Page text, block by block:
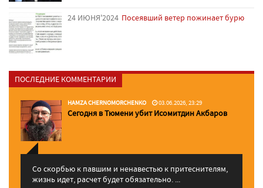
24 ИЮНЯ'2024 Посеявший ветер пожинает бурю
ПОСЛЕДНИЕ КОММЕНТАРИИ
HAMZA CHERNOMORCHENKO 03.06.2026, 23:29
Сегодня в Тюмени убит Исомитдин Акбаров
Со скорбью к павшим и ненавестью к притеснителям,
жизнь идет, расчет будет обязательно. ...